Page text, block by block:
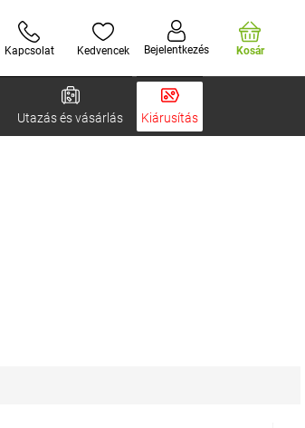
Kapcsolat Kedvencek Bejelentkezés Kosár
Utazás és vásárlás Kiárusítás